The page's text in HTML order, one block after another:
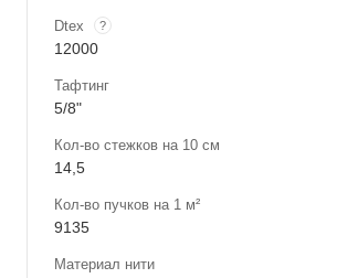
Dtex ?
12000
Тафтинг
5/8"
Кол-во стежков на 10 см
14,5
Кол-во пучков на 1 м²
9135
Материал нити